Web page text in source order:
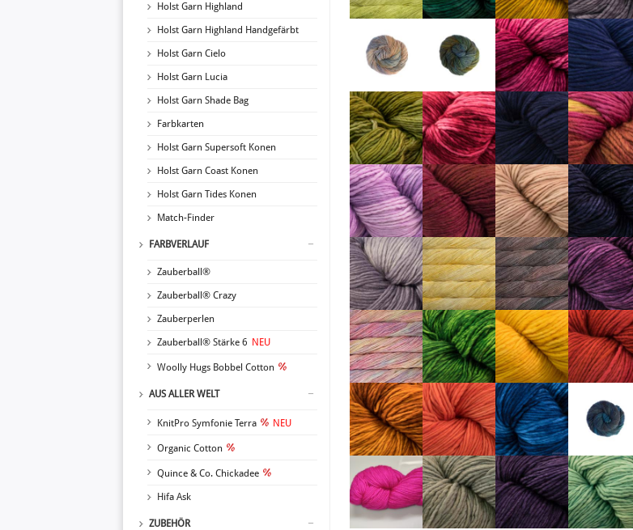
Holst Garn Highland
Holst Garn Highland Handgefärbt
Holst Garn Cielo
Holst Garn Lucia
Holst Garn Shade Bag
Farbkarten
Holst Garn Supersoft Konen
Holst Garn Coast Konen
Holst Garn Tides Konen
Match-Finder
FARBVERLAUF
Zauberball®
Zauberball® Crazy
Zauberperlen
Zauberball® Stärke 6 NEU
Woolly Hugs Bobbel Cotton
AUS ALLER WELT
KnitPro Symfonie Terra NEU
Organic Cotton
Quince & Co. Chickadee
Hifa Ask
ZUBEHÖR